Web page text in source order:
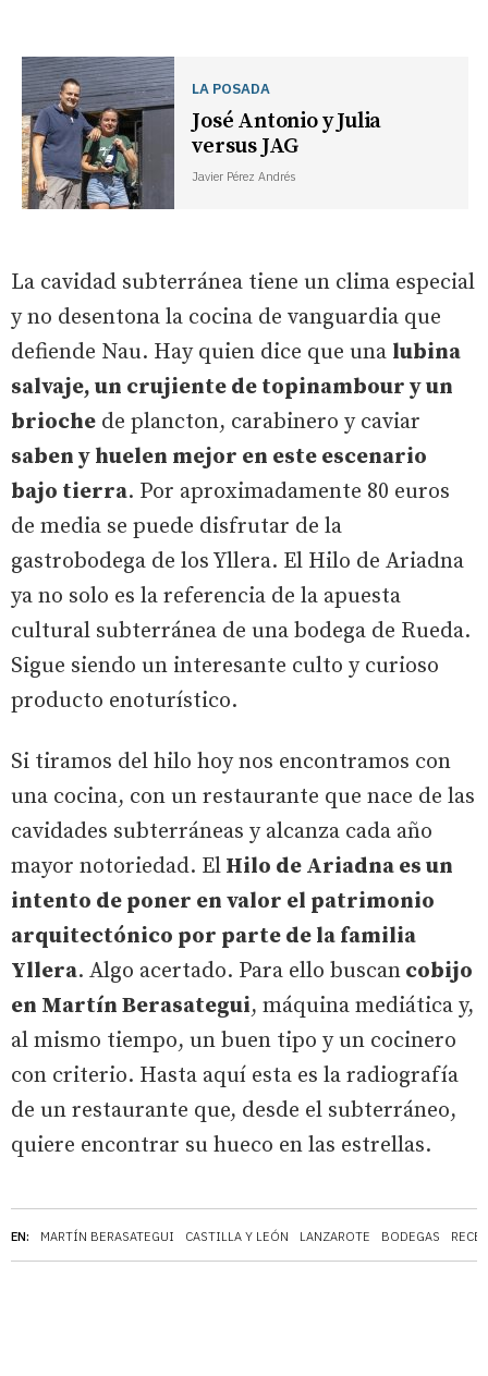
EN: MARTÍN BERASATEGUI CASTILLA Y LEÓN LANZAROTE BODEGAS
LA POSADA
José Antonio y Julia
versus JAG
Javier Pérez Andrés
La cavidad subterránea tiene un clima especial
y no desentona la cocina de vanguardia que
defiende Nau. Hay quien dice que una lubina
salvaje, un crujiente de topinambour y un
brioche de plancton, carabinero y caviar
saben y huelen mejor en este escenario
bajo tierra. Por aproximadamente 80 euros
de media se puede disfrutar de la
gastrobodega de los Yllera. El Hilo de Ariadna
ya no solo es la referencia de la apuesta
cultural subterránea de una bodega de Rueda.
Sigue siendo un interesante culto y curioso
producto enoturístico.
Si tiramos del hilo hoy nos encontramos con
una cocina, con un restaurante que nace de las
cavidades subterráneas y alcanza cada año
mayor notoriedad. El Hilo de Ariadna es un
intento de poner en valor el patrimonio
arquitectónico por parte de la familia
Yllera. Algo acertado. Para ello buscan cobijo
en Martín Berasategui, máquina mediática y,
al mismo tiempo, un buen tipo y un cocinero
con criterio. Hasta aquí esta es la radiografía
de un restaurante que, desde el subterráneo,
quiere encontrar su hueco en las estrellas.